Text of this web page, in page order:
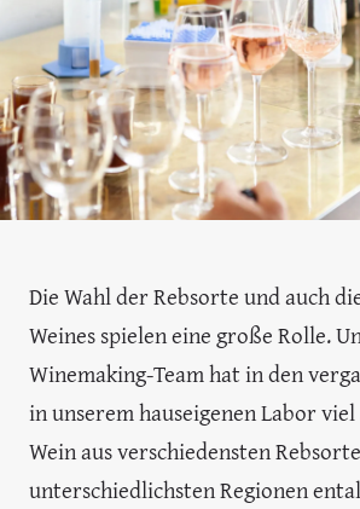
Die Wahl der Rebsorte und auch
Weines spielen eine große Rolle.
Winemaking-Team hat in den
in unserem hauseigenen Labor
Wein aus verschiedensten
unterschiedlichsten Regionen